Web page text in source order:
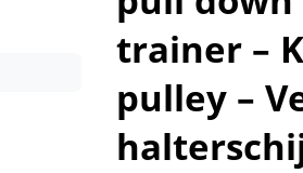
trainer –
pulley –